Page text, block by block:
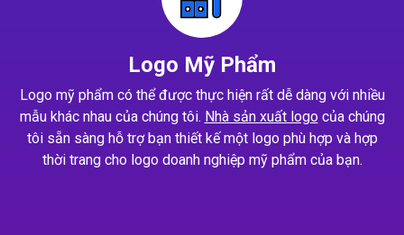
Logo Mỹ Phẩm
Logo mỹ phẩm có thể được thực hiện rất dễ dàng với nhiều
mẫu khác nhau của chúng tôi. Nhà sản xuất logocủa chúng
tôi sẵn sàng hỗ trợ bạn thiết kế một logo phù hợp và hợp
thời trang cho logo doanh nghiệp mỹ phẩm của bạn.